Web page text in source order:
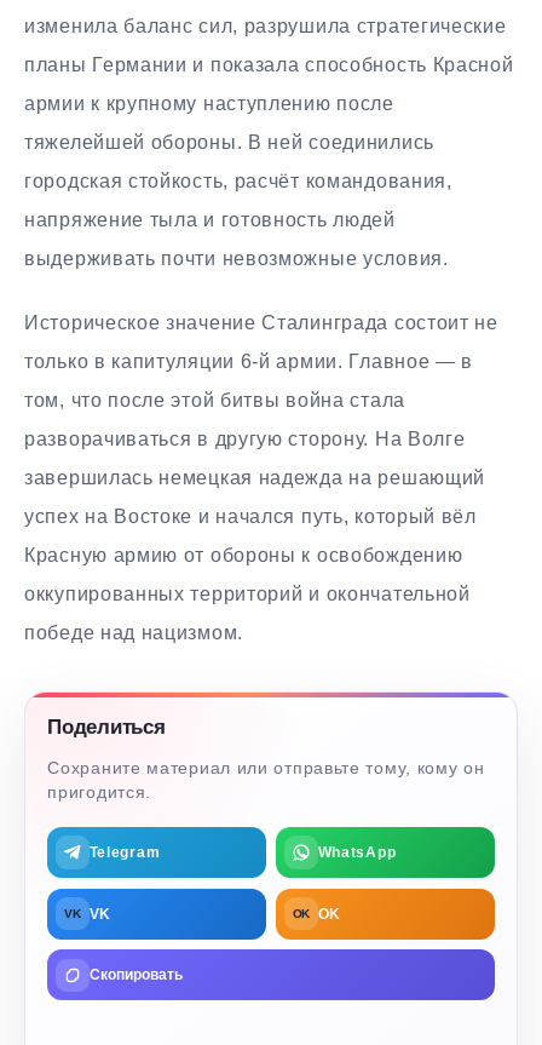
изменила баланс сил, разрушила стратегические
планы Германии и показала способность Красной
армии к крупному наступлению после
тяжелейшей обороны. В ней соединились
городская стойкость, расчёт командования,
напряжение тыла и готовность людей
выдерживать почти невозможные условия.
Историческое значение Сталинграда состоит не
только в капитуляции 6-й армии. Главное — в
том, что после этой битвы война стала
разворачиваться в другую сторону. На Волге
завершилась немецкая надежда на решающий
успех на Востоке и начался путь, который вёл
Красную армию от обороны к освобождению
оккупированных территорий и окончательной
победе над нацизмом.
Поделиться
Сохраните материал или отправьте тому, кому он
пригодится.
Telegram WhatsApp
VK VK OK OK
Скопировать